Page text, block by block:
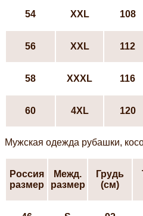
54 XXL 108
56 XXL 112
58 XXXL 116
60 4XL 120
Мужская одежда рубашки,
Россия
размер
Межд.
размер
Грудь
(см)